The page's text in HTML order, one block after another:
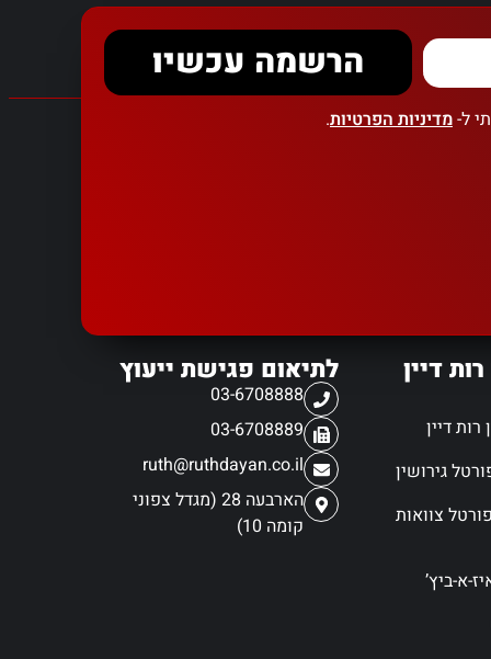
ל-מדיניות הפרטיות.
הרשמה עכשיו
דיין
דיין
צוואות
א-ביץ’
לתיאום פגישת ייעוץ
03-6708888
03-6708889
ruth@ruthdayan.co.il
הארבעה 28 (מגדל צפוני
קומה 10)